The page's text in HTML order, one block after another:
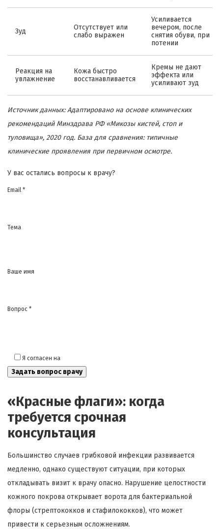
Зуд
Отсутствует или
слабо выражен
Усиливается
вечером, после
снятия обуви, при
потении
Реакция на
увлажнение
Кожа быстро
восстанавливается
Кремы не дают
эффекта или
усиливают зуд
Источник данных: Адаптировано на основе клинических
рекомендаций Минздрава РФ «Микозы кистей, стоп и
туловища», 2020 год. База для сравнения: типичные
клинические проявления при первичном осмотре.
У вас остались вопросы к врачу?
Email *
Тема
Ваше имя
Вопрос *
Я согласен на
«Красные флаги»: когда
требуется срочная
консультация
Большинство случаев грибковой инфекции развивается
медленно, однако существуют ситуации, при которых
откладывать визит к врачу опасно. Нарушение целостности
кожного покрова открывает ворота для бактериальной
флоры (стрептококков и стафилококков), что может
привести к серьезным осложнениям.